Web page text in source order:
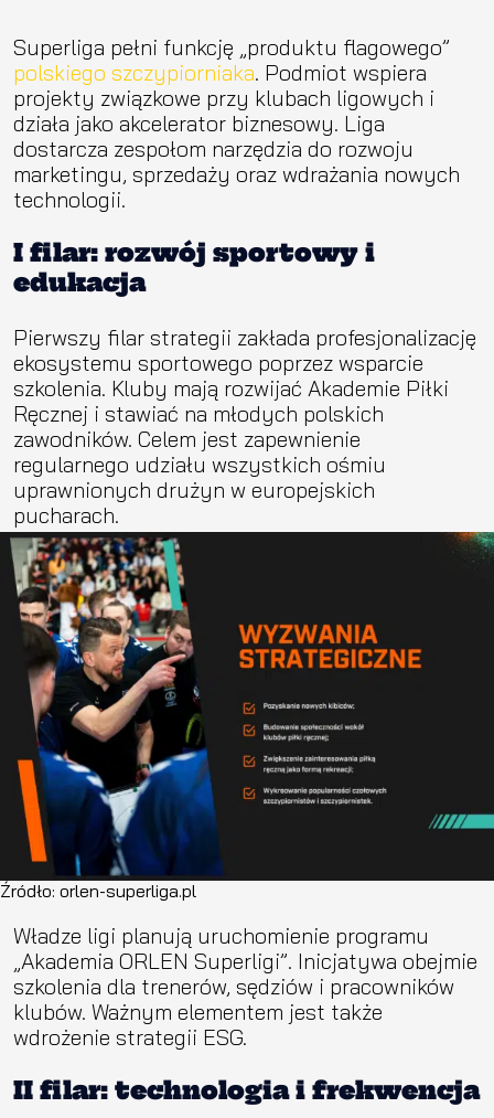
Superliga pełni funkcję „produktu flagowego”
polskiego szczypiorniaka. Podmiot wspiera
projekty związkowe przy klubach ligowych i
działa jako akcelerator biznesowy. Liga
dostarcza zespołom narzędzia do rozwoju
marketingu, sprzedaży oraz wdrażania nowych
technologii.
I filar: rozwój sportowy i
edukacja
Pierwszy filar strategii zakłada profesjonalizację
ekosystemu sportowego poprzez wsparcie
szkolenia. Kluby mają rozwijać Akademie Piłki
Ręcznej i stawiać na młodych polskich
zawodników. Celem jest zapewnienie
regularnego udziału wszystkich ośmiu
uprawnionych drużyn w europejskich
pucharach.
Źródło: orlen-superliga.pl
Władze ligi planują uruchomienie programu
„Akademia ORLEN Superligi”. Inicjatywa obejmie
szkolenia dla trenerów, sędziów i pracowników
klubów. Ważnym elementem jest także
wdrożenie strategii ESG.
II filar: technologia i frekwencja